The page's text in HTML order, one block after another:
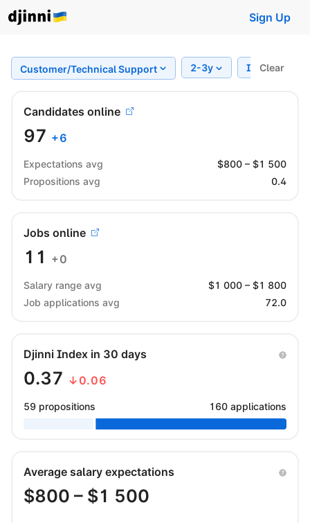
Sign Up
Customer/Technical Support 2-3y Intermediate
Clear
Candidates online
97 +6
Expectations avg $800 – $1 500
Propositions avg
0.4
Jobs online
11 +0
Salary range avg $1 000 – $1 800
Job applications avg
72.0
Djinni Index in 30 days
0.37 ↓0.06
59 propositions 160 applications
Average salary expectations
$800 – $1 500